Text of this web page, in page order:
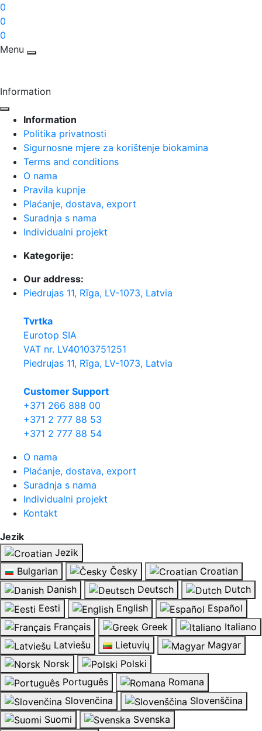
0
0
0
Menu
Information
Information
Politika privatnosti
Sigurnosne mjere za korištenje biokamina
Terms and conditions
O nama
Pravila kupnje
Plaćanje, dostava, export
Suradnja s nama
Individualni projekt
Kategorije:
Our address:
Piedrujas 11, Rīga, LV-1073, Latvia
Tvrtka
Eurotop SIA
VAT nr. LV40103751251
Piedrujas 11, Rīga, LV-1073, Latvia
Сustomer Support
+371 266 888 00
+371 2 777 88 53
+371 2 777 88 54
O nama
Plaćanje, dostava, export
Suradnja s nama
Individualni projekt
Kontakt
Jezik
Jezik
Bulgarian
Česky
Croatian
Danish
Deutsch
Dutch
Eesti
English
Español
Français
Greek
Italiano
Latviešu
Lietuvių
Magyar
Norsk
Polski
Português
Romana
Slovenčina
Slovenščina
Suomi
Svenska